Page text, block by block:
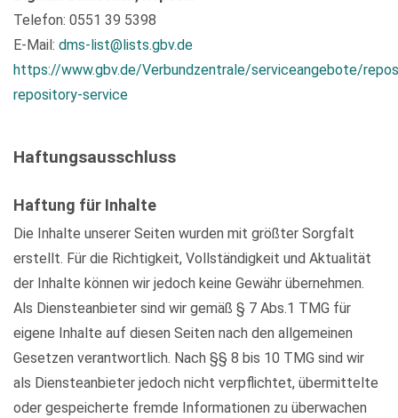
Telefon: 0551 39 5398
E-Mail: dms-list@lists.gbv.de
https://www.gbv.de/Verbundzentrale/serviceangebote/
repository-service
Haftungsausschluss
Haftung für Inhalte
Die Inhalte unserer Seiten wurden mit größter Sorgfalt
erstellt. Für die Richtigkeit, Vollständigkeit und Aktualität
der Inhalte können wir jedoch keine Gewähr übernehmen.
Als Diensteanbieter sind wir gemäß § 7 Abs.1 TMG für
eigene Inhalte auf diesen Seiten nach den allgemeinen
Gesetzen verantwortlich. Nach §§ 8 bis 10 TMG sind wir
als Diensteanbieter jedoch nicht verpflichtet, übermittelte
oder gespeicherte fremde Informationen zu überwachen